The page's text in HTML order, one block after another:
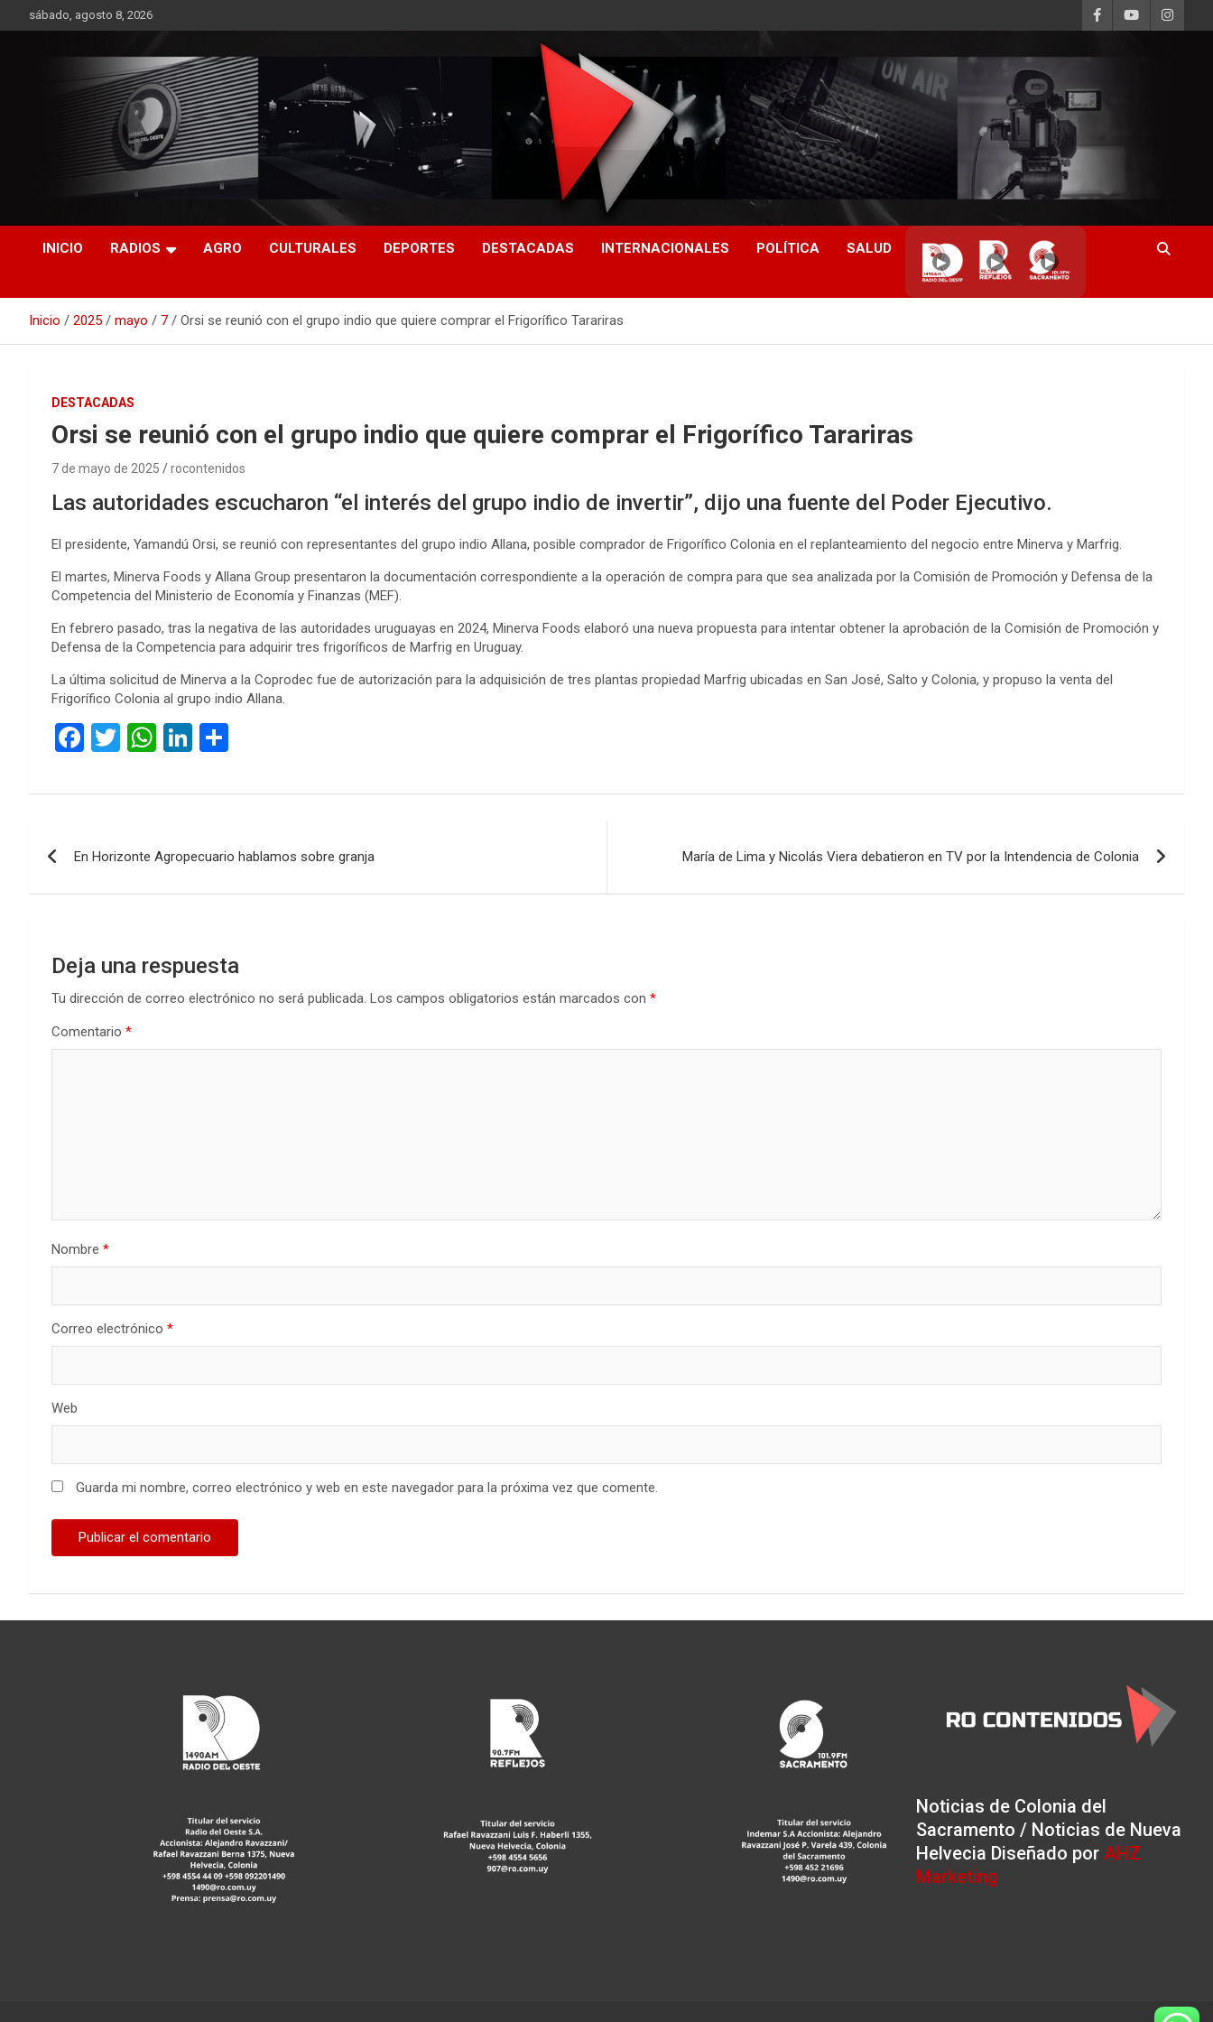
al
sábado, agosto 8, 2026
RO CONTENIDOS
INICIO RADIOS AGRO CULTURALES DEPORTES DESTACADAS INTERNACIONALES POLÍTICA SALUD
▶ ▶ ▶
Inicio 2025 mayo 7 Orsi se reunió con el grupo indio que quiere comprar el Frigorífico Tarariras
DESTACADAS
Orsi se reunió con el grupo indio que quiere comprar el Frigorífico Tarariras
7 de mayo de 2025 rocontenidos
Las autoridades escucharon “el interés del grupo indio de invertir”, dijo una fuente del Poder Ejecutivo.
El presidente, Yamandú Orsi, se reunió con representantes del grupo indio Allana, posible comprador de Frigorífico Colonia en el replanteamiento del negocio entre Minerva y Marfrig.
El martes, Minerva Foods y Allana Group presentaron la documentación correspondiente a la operación de compra para que sea analizada por la Comisión de Promoción y Defensa de la
Competencia del Ministerio de Economía y Finanzas (MEF).
En febrero pasado, tras la negativa de las autoridades uruguayas en 2024, Minerva Foods elaboró ​​una nueva propuesta para intentar obtener la aprobación de la Comisión de Promoción y
Defensa de la Competencia para adquirir tres frigoríficos de Marfrig en Uruguay.
La última solicitud de Minerva a la Coprodec fue de autorización para la adquisición de tres plantas propiedad Marfrig ubicadas en San José, Salto y Colonia, y propuso la venta del
Frigorífico Colonia al grupo indio Allana.
F
ce
o
T
tt
W
at
A
Li
ke
n
m
ar
En Horizonte Agropecuario hablamos sobre granja María de Lima y Nicolás Viera debatieron en TV por la Intendencia de Colonia
Deja una respuesta
Tu dirección de correo electrónico no será publicada. Los campos obligatorios están marcados con *
Comentario *
Nombre *
Correo electrónico *
Web
Guarda mi nombre, correo electrónico y web en este navegador para la próxima vez que comente.
Noticias de Colonia del
Sacramento / Noticias de Nueva
Helvecia Diseñado por AHZ
Marketing